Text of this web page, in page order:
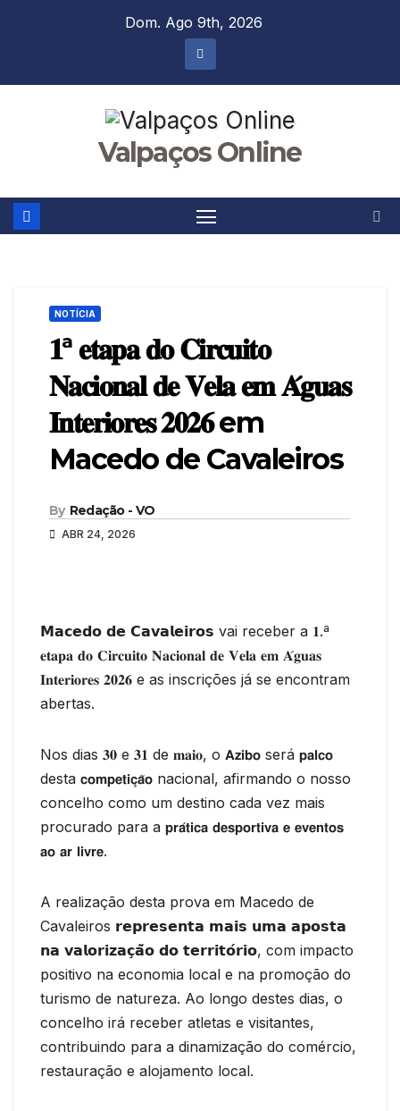
Dom. Ago 9th, 2026
Valpaços Online
NOTÍCIA
𝟏ª 𝐞𝐭𝐚𝐩𝐚 𝐝𝐨 𝐂𝐢𝐫𝐜𝐮𝐢𝐭𝐨
𝐍𝐚𝐜𝐢𝐨𝐧𝐚𝐥 𝐝𝐞 𝐕𝐞𝐥𝐚 𝐞𝐦 𝐀́𝐠𝐮𝐚𝐬
𝐈𝐧𝐭𝐞𝐫𝐢𝐨𝐫𝐞𝐬 𝟐𝟎𝟐𝟔 em
Macedo de Cavaleiros
By Redação - VO
ABR 24, 2026
𝗠𝗮𝗰𝗲𝗱𝗼 𝗱𝗲 𝗖𝗮𝘃𝗮𝗹𝗲𝗶𝗿𝗼𝘀 vai receber a 𝟏.ª
𝐞𝐭𝐚𝐩𝐚 𝐝𝐨 𝐂𝐢𝐫𝐜𝐮𝐢𝐭𝐨 𝐍𝐚𝐜𝐢𝐨𝐧𝐚𝐥 𝐝𝐞 𝐕𝐞𝐥𝐚 𝐞𝐦 𝐀́𝐠𝐮𝐚𝐬
𝐈𝐧𝐭𝐞𝐫𝐢𝐨𝐫𝐞𝐬 𝟐𝟎𝟐𝟔 e as inscrições já se encontram
abertas.
Nos dias 𝟑𝟎 e 𝟑𝟏 de 𝐦𝐚𝐢𝐨, o 𝗔𝘇𝗶𝗯𝗼 será 𝗽𝗮𝗹𝗰𝗼
desta 𝗰𝗼𝗺𝗽𝗲𝘁𝗶𝗰̧𝗮̃𝗼 nacional, afirmando o nosso
concelho como um destino cada vez mais
procurado para a 𝗽𝗿𝗮́𝘁𝗶𝗰𝗮 𝗱𝗲𝘀𝗽𝗼𝗿𝘁𝗶𝘃𝗮 𝗲 𝗲𝘃𝗲𝗻𝘁𝗼𝘀
𝗮𝗼 𝗮𝗿 𝗹𝗶𝘃𝗿𝗲.
A realização desta prova em Macedo de
Cavaleiros 𝗿𝗲𝗽𝗿𝗲𝘀𝗲𝗻𝘁𝗮 𝗺𝗮𝗶𝘀 𝘂𝗺𝗮 𝗮𝗽𝗼𝘀𝘁𝗮
𝗻𝗮 𝘃𝗮𝗹𝗼𝗿𝗶𝘇𝗮𝗰̧𝗮̃𝗼 𝗱𝗼 𝘁𝗲𝗿𝗿𝗶𝘁𝗼́𝗿𝗶𝗼, com impacto
positivo na economia local e na promoção do
turismo de natureza. Ao longo destes dias, o
concelho irá receber atletas e visitantes,
contribuindo para a dinamização do comércio,
restauração e alojamento local.